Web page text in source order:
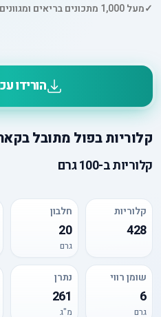
✓מעל 1,000 מתכונים בריאים ומגוונים
הורידו
קלוריותבפול מתובל
קלוריותב-100 גרם
קלוריות
428
חלבון
20
גרם
שומן רווי
6
גרם
נתרן
261
מ"ג